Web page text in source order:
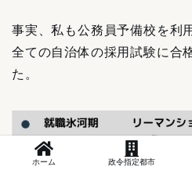
事実、私も公務員予備校を利
全ての自治体の採用試験に合
た。
ホーム 政令指定都市